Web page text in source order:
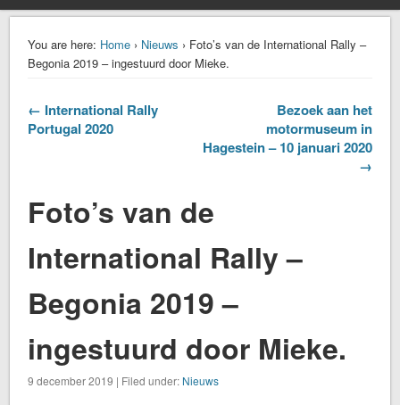
You are here: Home › Nieuws › Foto’s van de International Rally –
Begonia 2019 – ingestuurd door Mieke.
← International Rally
Portugal 2020
Bezoek aan het
motormuseum in
Hagestein – 10 januari 2020
→
Foto’s van de
International Rally –
Begonia 2019 –
ingestuurd door Mieke.
9 december 2019 | Filed under: Nieuws